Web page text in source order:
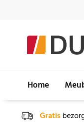
Home
Gratis